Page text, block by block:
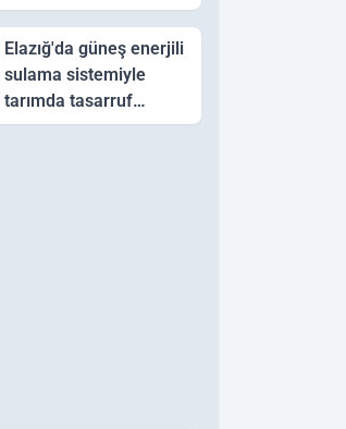
geldi
Elazığ'da güneş enerjili
sulama sistemiyle
tarımda tasarruf
hedefi